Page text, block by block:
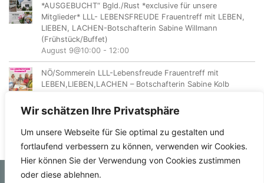
Wir schätzen Ihre Privatsphäre
Um unsere Webseite für Sie optimal zu gestalten und
fortlaufend verbessern zu können, verwenden wir Cookies.
Hier können Sie der Verwendung von Cookies zustimmen
oder diese ablehnen.
*AUSGEBUCHT“ Bgld./Rust *exclusive für unsere
Mitglieder* LLL- LEBENSFREUDE Frauentreff mit LEBEN,
LIEBEN, LACHEN-Botschafterin Sabine Willmann
(Frühstück/Buffet)
August 9@10:00 - 12:00
NÖ/Sommerein LLL-Lebensfreude Frauentreff mit
LEBEN,LIEBEN,LACHEN – Botschafterin Sabine Kolb